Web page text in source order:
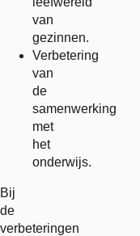
van
gezinnen.
Verbetering
van
de
samenwerking
met
het
onderwijs.
Bij
de
verbeteringen